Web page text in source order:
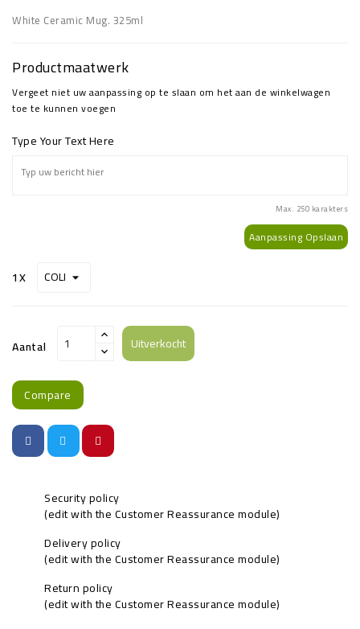
White Ceramic Mug. 325ml
Productmaatwerk
Vergeet niet uw aanpassing op te slaan om het aan de winkelwagen
toe te kunnen voegen
Type Your Text Here
Max. 250 karakters
Aanpassing Opslaan
1X
Aantal Uitverkocht
Compare
Security policy
(edit with the Customer Reassurance module)
Delivery policy
(edit with the Customer Reassurance module)
Return policy
(edit with the Customer Reassurance module)